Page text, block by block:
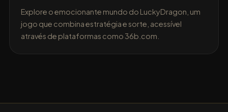
Explore o emocionante mundo do LuckyDragon, um
jogo que combina estratégia e sorte, acessível
através de plataformas como 36b.com.